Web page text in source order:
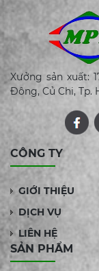
Xưởng sản xuất:
Đông, Củ Chi, Tp.
CÔNG TY
GIỚI THIỆU
DỊCH VỤ
LIÊN HỆ
SẢN PHẨM